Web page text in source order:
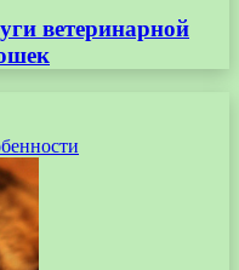
ветеринарной